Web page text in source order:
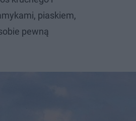
piaskiem,
pewną